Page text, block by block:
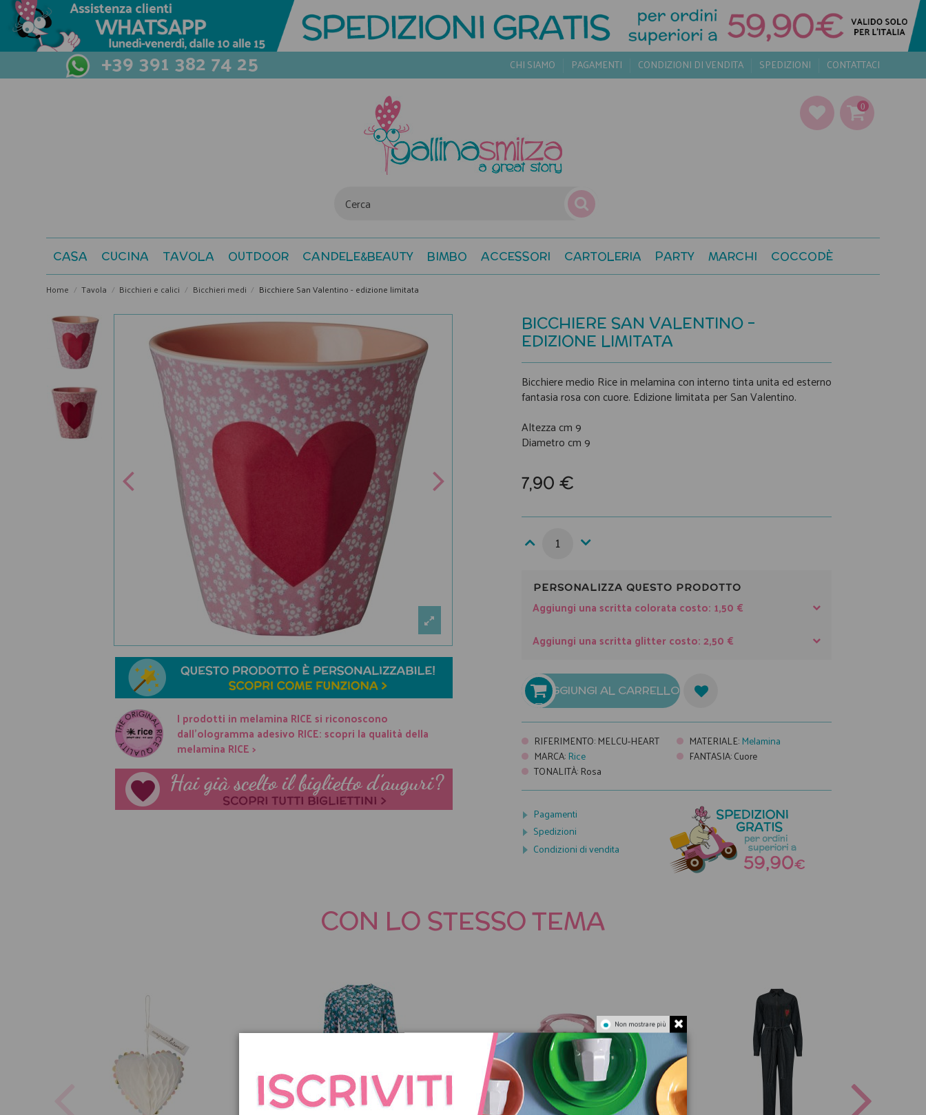
+39 391 382 74 25 CHI SIAMO PAGAMENTI CONDIZIONI DI VENDITA SPEDIZIONI CONTATTACI
0
CASA CUCINA TAVOLA OUTDOOR CANDELE&BEAUTY BIMBO ACCESSORI CARTOLERIA PARTY MARCHI COCCODÈ
Home Tavola Bicchieri e calici Bicchieri medi Bicchiere San Valentino - edizione limitata
I prodotti in melamina RICE si riconoscono
dall'ologramma adesivo RICE: scopri la qualità della
melamina RICE >
BICCHIERE SAN VALENTINO -
EDIZIONE LIMITATA
Bicchiere medio Rice in melamina con interno tinta unita ed esterno
fantasia rosa con cuore. Edizione limitata per San Valentino.
Altezza cm 9
Diametro cm 9
7,90 €
PERSONALIZZA QUESTO PRODOTTO
Aggiungi una scritta colorata costo: 1,50 €
Aggiungi una scritta glitter costo: 2,50 €

AGGIUNGI AL CARRELLO
RIFERIMENTO: MELCU-HEART MATERIALE:Melamina
MARCA:Rice FANTASIA:Cuore
TONALITÀ: Rosa
Pagamenti
Spedizioni
Condizioni di vendita
CON LO STESSO TEMA
Non mostrare più